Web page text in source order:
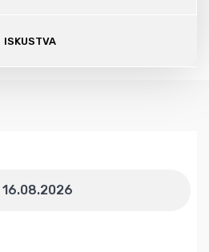
ISKUSTVA